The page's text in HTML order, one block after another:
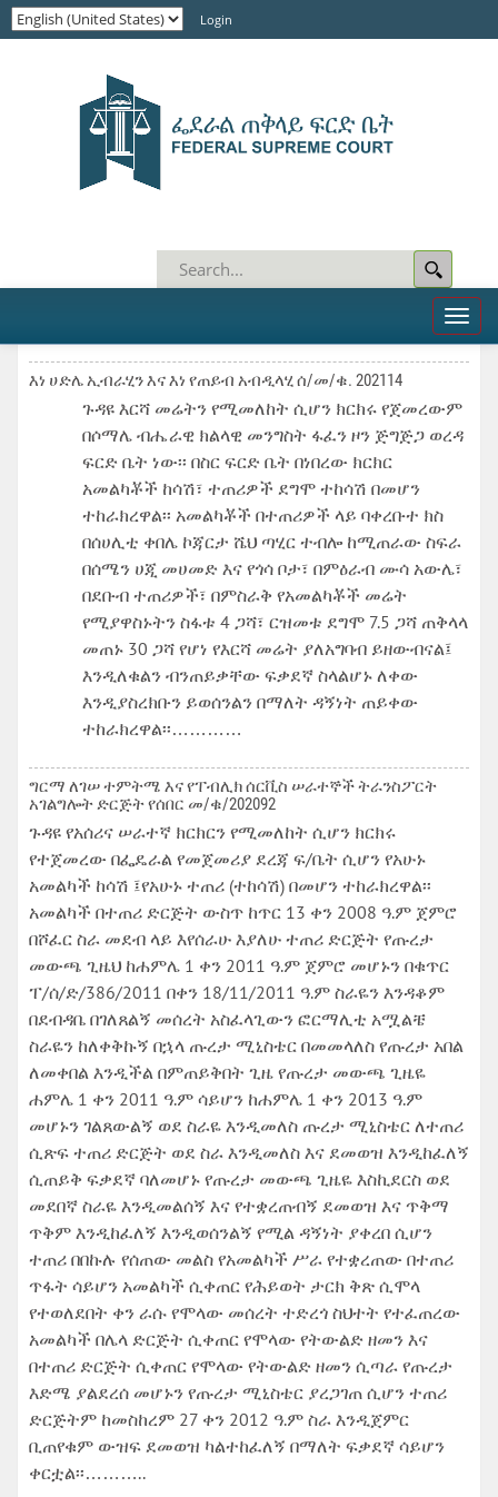
Login
Toggle
እነ ሀድሌ ኢብራሂን እና እነ የጠይብ አብዲላሂ ሰ/መ/ቁ. 202114
ጉዳዩ እርሻ መሬትን የሚመለከት ሲሆን ክርክሩ የጀመረውም
በሶማሌ ብሔራዊ ክልላዊ መንግስት ፋፈን ዞን ጅግጅጋ ወረዳ
ፍርድ ቤት ነው፡፡ በስር ፍርድ ቤት በነበረው ክርክር
አመልካቾች ከሳሽ፣ ተጠሪዎች ደግሞ ተከሳሽ በመሆን
ተከራክረዋል፡፡ አመልካቾች በተጠሪዎች ላይ ባቀረቡተ ክስ
በሰሀሊቲ ቀበሌ ኮጃርታ ሼህ ጣሂር ተብሎ ከሚጠራው ስፍራ
በሰሜን ሀጂ መሀመድ እና የጎሳ ቦታ፣ በምዕራብ ሙሳ አውሌ፣
በደቡብ ተጠሪዎች፣ በምስራቅ የአመልካቾች መሬት
የሚያዋስኑትን ስፋቱ 4 ጋሻ፣ ርዝመቱ ደግሞ 7.5 ጋሻ ጠቅላላ
መጠኑ 30 ጋሻ የሆነ የእርሻ መሬት ያለአግባብ ይዘውብናል፤
እንዲለቁልን ብንጠይቃቸው ፍቃደኛ ስላልሆኑ ለቀው
እንዲያስረክቡን ይወሰንልን በማለት ዳኝነት ጠይቀው
ተከራክረዋል፡፡…………
ግርማ ለገሠ ተምትሜ እና የፐብሊክ ሰርቪስ ሠራተኞች ትራንስፖርት
አገልግሎት ድርጅት የሰበር መ/ቁ/202092
ጉዳዩ የአሰሪና ሠራተኛ ክርክርን የሚመለከት ሲሆን ክርክሩ
የተጀመረው በፌዴራል የመጀመሪያ ደረጃ ፍ/ቤት ሲሆን የአሁኑ
አመልካች ከሳሽ ፤የአሁኑ ተጠሪ (ተከሳሽ) በመሆን ተከራክረዋል፡፡
አመልካች በተጠሪ ድርጅት ውስጥ ከጥር 13 ቀን 2008 ዓ.ም ጀምሮ
በሾፈር ስራ መደብ ላይ እየሰራሁ እያለሁ ተጠሪ ድርጅት የጡረታ
መውጫ ጊዜህ ከሐምሌ 1 ቀን 2011 ዓ.ም ጀምሮ መሆኑን በቁጥር
ፐ/ሰ/ድ/386/2011 በቀን 18/11/2011 ዓ.ም ስራዬን እንዳቆም
በደብዳቤ በገለጸልኝ መሰረት አስፈላጊውን ፎርማሊቲ አሟልቼ
ስራዬን ከለቀቅኩኝ በኋላ ጡረታ ሚኒስቴር በመመላለስ የጡረታ አበል
ለመቀበል እንዲችል በምጠይቅበት ጊዜ የጡረታ መውጫ ጊዜዬ
ሐምሌ 1 ቀን 2011 ዓ.ም ሳይሆን ከሐምሌ 1 ቀን 2013 ዓ.ም
መሆኑን ገልጸውልኝ ወደ ስራዬ እንዲመለስ ጡረታ ሚኒስቴር ለተጠሪ
ሲጽፍ ተጠሪ ድርጅት ወደ ስራ እንዲመለስ እና ደመወዝ እንዲከፈለኝ
ሲጠይቅ ፍቃደኛ ባለመሆኑ የጡረታ መውጫ ጊዜዬ እስኪደርስ ወደ
መደበኛ ስራዬ እንዲመልሰኝ እና የተቋረጠብኝ ደመወዝ እና ጥቅማ
ጥቅም እንዲከፈለኝ እንዲወሰንልኝ የሚል ዳኝነት ያቀረበ ሲሆን
ተጠሪ በበኩሉ የሰጠው መልስ የአመልካች ሥራ የተቋረጠው በተጠሪ
ጥፋት ሳይሆን አመልካች ሲቀጠር የሕይወት ታርክ ቅጽ ሲሞላ
የተወለደበት ቀን ራሱ የሞላው መሰረት ተድረጎ ስህተት የተፈጠረው
አመልካች በሌላ ድርጅት ሲቀጠር የሞላው የትውልድ ዘመን እና
በተጠሪ ድርጅት ሲቀጠር የሞላው የትውልድ ዘመን ሲጣራ የጡረታ
እድሜ ያልደረሰ መሆኑን የጡረታ ሚኒስቴር ያረጋገጠ ሲሆን ተጠሪ
ድርጅትም ከመስከረም 27 ቀን 2012 ዓ.ም ስራ እንዲጀምር
ቢጠየቁም ውዝፍ ደመወዝ ካልተከፈለኝ በማለት ፍቃደኛ ሳይሆን
ቀርቷል፡፡………..